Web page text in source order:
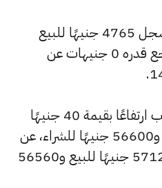
كما تراجع سعر عيار 14 ليسجل 4765 جنيهًا للبيع
و4715 جنيهًا للشراء، بتراجع قدره 0 جنيهات عن
كما شهد سعر الجنيه الذهب ارتفاعًا بقيمة 40 جنيهًا
ليبلغ 57160 جنيهًا للبيع و56600 جنيهًا للشراء، عن
السعر السابق الذي كان 57120 جنيهًا للبيع و56560